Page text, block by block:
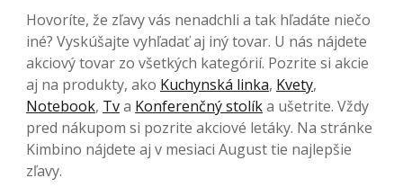
Hovoríte, že zľavy vás nenadchli a tak hľadáte niečo
iné? Vyskúšajte vyhľadať aj iný tovar. U nás nájdete
akciový tovar zo všetkých kategórií. Pozrite si akcie
aj na produkty, ako Kuchynská linka, Kvety,
Notebook, Tva Konferenčný stolíka ušetrite. Vždy
pred nákupom si pozrite akciové letáky. Na stránke
Kimbino nájdete aj v mesiaci August tie najlepšie
zľavy.